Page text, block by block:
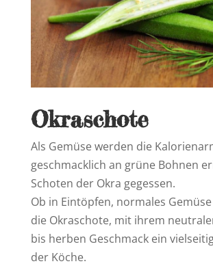
Okraschote
Als Gemüse werden die
geschmacklich an grüne Bohnen
Schoten der Okra gegessen.
Ob in Eintöpfen, normales
die Okraschote, mit ihrem
bis herben Geschmack ein
der Köche.